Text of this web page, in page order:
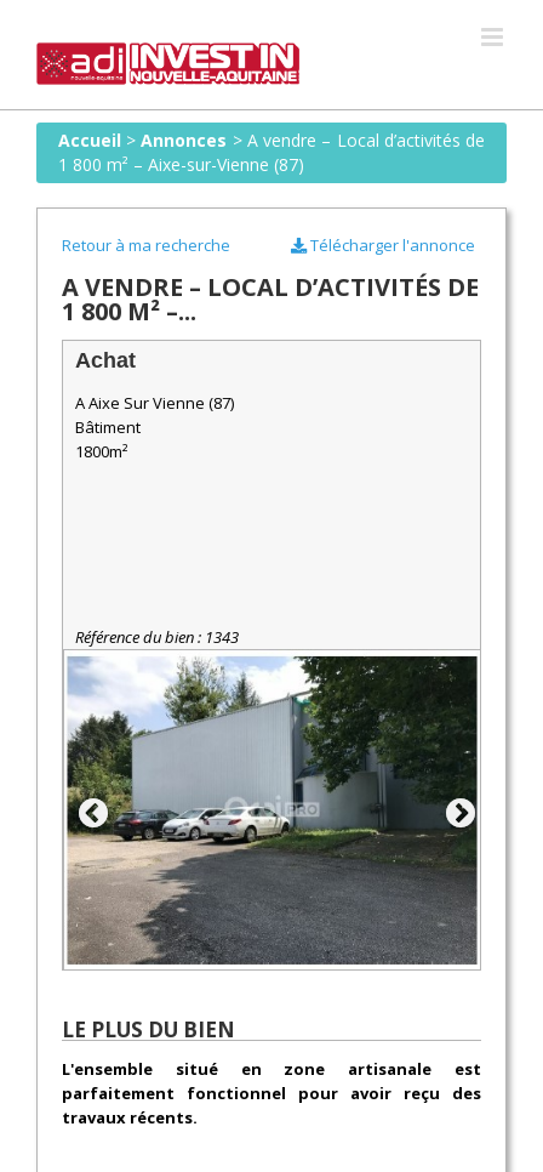
content
Accueil >Annonces > A vendre – Local d’activités de
1 800 m² – Aixe-sur-Vienne (87)
Retour à ma recherche
A VENDRE – LOCAL D’ACTIVITÉS DE
1 800 M² –...
Télécharger l'annonce
Achat
A Aixe Sur Vienne (87)
Bâtiment
1800m²
Référence du bien : 1343
LE PLUS DU BIEN
L'ensemble situé en zone artisanale est
parfaitement fonctionnel pour avoir reçu des
travaux récents.